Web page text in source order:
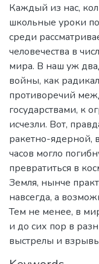
Каждый из нас,
школьные уроки
среди
человечества в
мира. В наш уж
войны, как
противоречий
государствами, к
исчезли. Вот,
ракетно-ядерной,
часов могло
превратиться в
Земля, нынче
навсегда, а
Тем не менее, в
и до сих пор в
выстрелы и